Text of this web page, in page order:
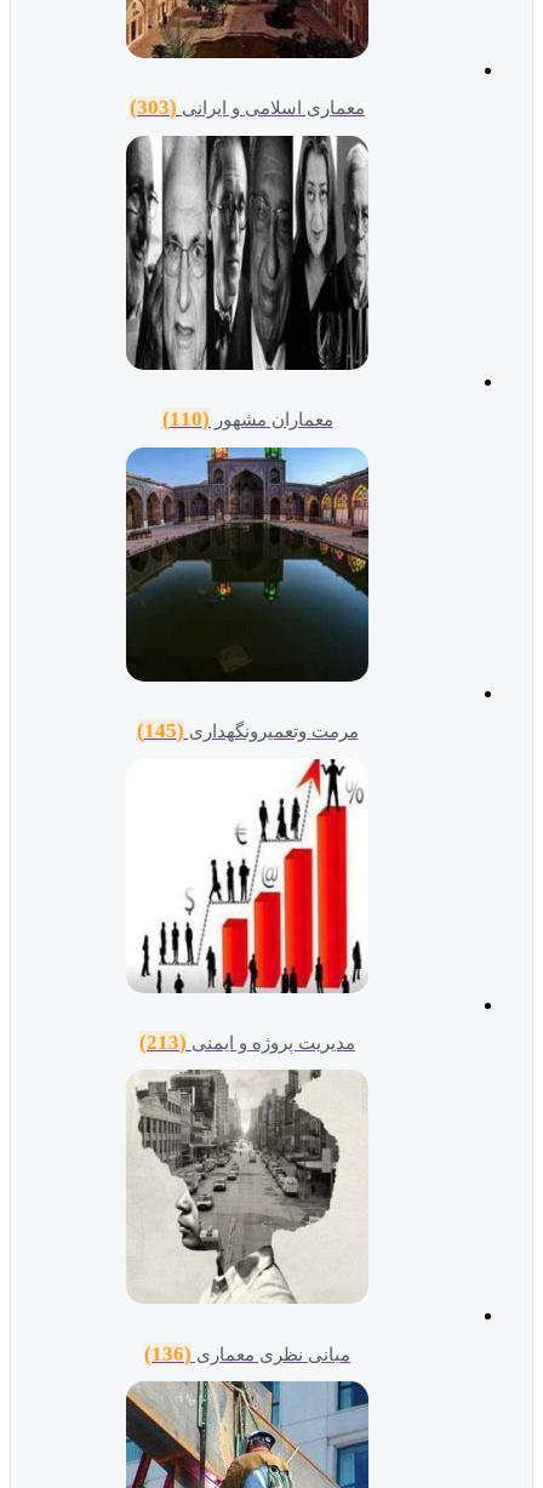
معماری اسلامی و ایرانی(303)
معماران مشهور (110)
مرمت وتعمیرونگهداری(145)
مدیریت پروژه و ایمنی(213)
مبانی نظری معماری(136)